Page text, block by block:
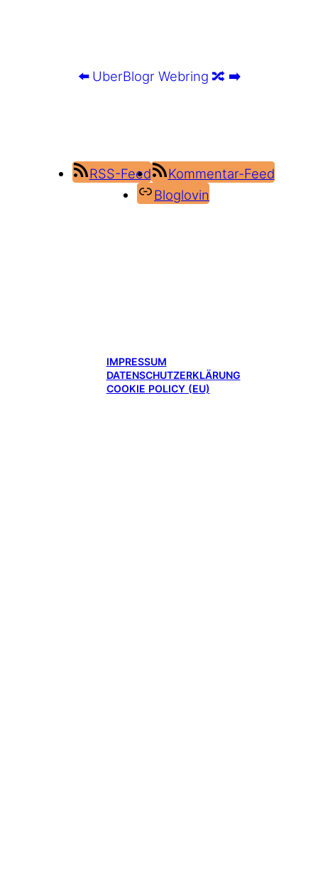
⬅️ UberBlogr Webring 🔀 ➡️
RSS-Feed
Kommentar-Feed
Bloglovin
IMPRESSUM
DATENSCHUTZERKLÄRUNG
COOKIE POLICY (EU)